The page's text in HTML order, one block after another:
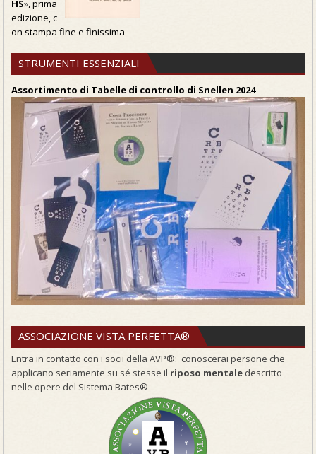
HS», prima
edizione, c
on stampa fine e finissima
STRUMENTI ESSENZIALI
Assortimento di Tabelle di controllo di Snellen 2024
ASSOCIAZIONE VISTA PERFETTA®
Entra in contatto con i socii della AVP®: conoscerai persone che
applicano seriamente su sé stesse il riposo mentale descritto
nelle opere del Sistema Bates®